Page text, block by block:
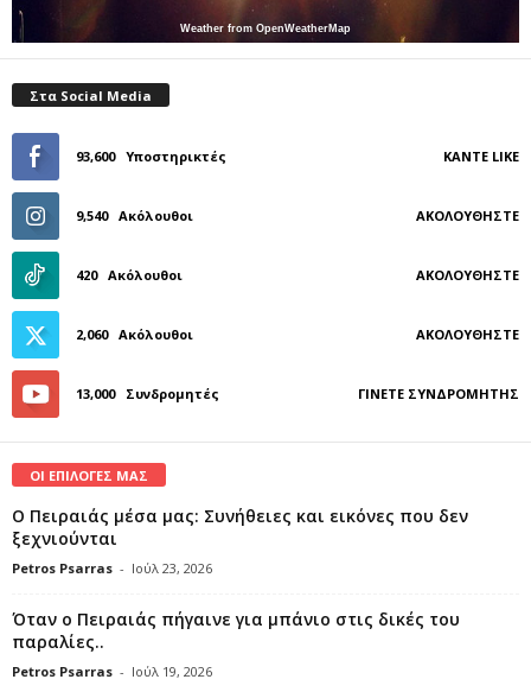
Weather from OpenWeatherMap
Στα Social Media
93,600 Υποστηρικτές ΚΆΝΤΕ LIKE
9,540 Ακόλουθοι ΑΚΟΛΟΥΘΉΣΤΕ
420 Ακόλουθοι ΑΚΟΛΟΥΘΉΣΤΕ
2,060 Ακόλουθοι ΑΚΟΛΟΥΘΉΣΤΕ
13,000 Συνδρομητές ΓΊΝΕΤΕ ΣΥΝΔΡΟΜΗΤΉΣ
ΟΙ ΕΠΙΛΟΓΕΣ ΜΑΣ
Ο Πειραιάς μέσα μας: Συνήθειες και εικόνες που δεν
ξεχνιούνται
Petros Psarras - Ιούλ 23, 2026
Όταν ο Πειραιάς πήγαινε για μπάνιο στις δικές του
παραλίες..
Petros Psarras - Ιούλ 19, 2026